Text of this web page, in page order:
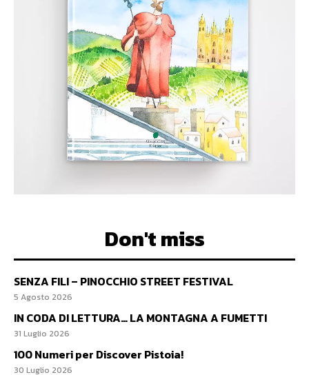
Don't miss
SENZA FILI – PINOCCHIO STREET FESTIVAL
5 Agosto 2026
IN CODA DI LETTURA… LA MONTAGNA A FUMETTI
31 Luglio 2026
100 Numeri per Discover Pistoia!
30 Luglio 2026